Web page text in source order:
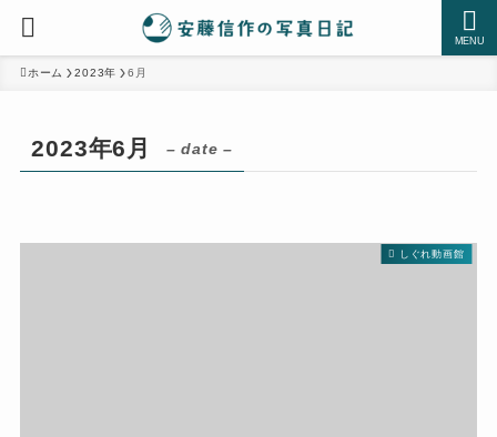
MENU
ホーム 2023年 6月
2023年6月 – date –
しぐれ動画館